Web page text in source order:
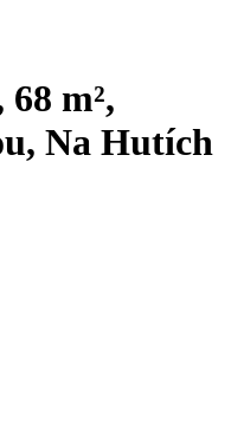
m²,
Na Hutích